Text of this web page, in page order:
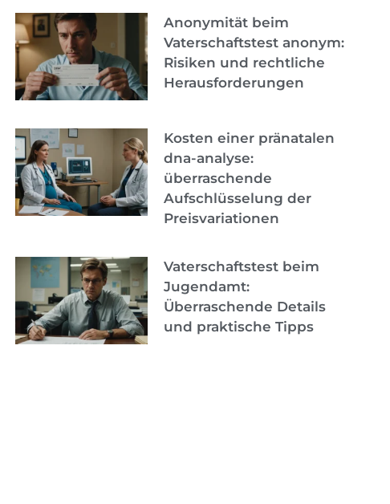
Anonymität beim
Vaterschaftstest anonym:
Risiken und rechtliche
Herausforderungen
Kosten einer pränatalen
dna-analyse:
überraschende
Aufschlüsselung der
Preisvariationen
Vaterschaftstest beim
Jugendamt:
Überraschende Details
und praktische Tipps